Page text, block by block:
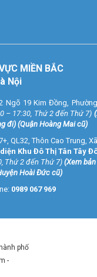
MIỀN BẮC
Nội
Ngõ 19 Kim Đồng,
– 17:30, Thứ 2 đến Thứ 7) (
đi) (Quận Hoàng Mai cũ)
QL32, Thôn Cao Trung,
Khu Đô Thị Tân Tây
Thứ 2 đến Thứ 7) (Xem
Hoài Đức cũ)
0989 067 969
phố
-